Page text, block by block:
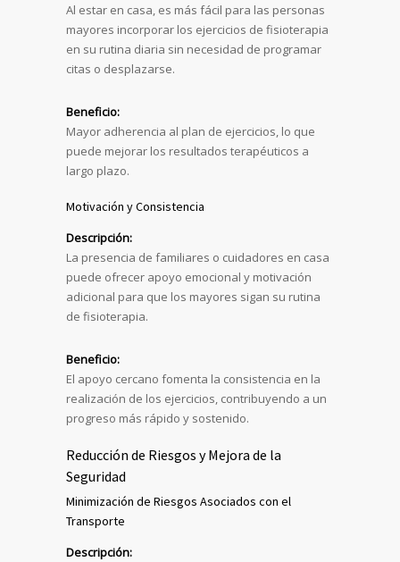
Al estar en casa, es más fácil para las personas
mayores incorporar los ejercicios de fisioterapia
en su rutina diaria sin necesidad de programar
citas o desplazarse.
Beneficio:
Mayor adherencia al plan de ejercicios, lo que
puede mejorar los resultados terapéuticos a
largo plazo.
Motivación y Consistencia
Descripción:
La presencia de familiares o cuidadores en casa
puede ofrecer apoyo emocional y motivación
adicional para que los mayores sigan su rutina
de fisioterapia.
Beneficio:
El apoyo cercano fomenta la consistencia en la
realización de los ejercicios, contribuyendo a un
progreso más rápido y sostenido.
Reducción de Riesgos y Mejora de la
Seguridad
Minimización de Riesgos Asociados con el
Transporte
Descripción: